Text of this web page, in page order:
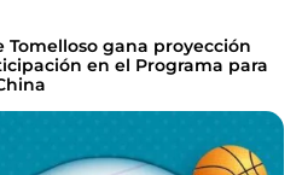
Tomelloso gana proyección
en el Programa para